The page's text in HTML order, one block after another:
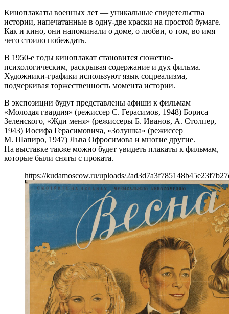
Киноплакаты военных лет — уникальные свидетельства
истории, напечатанные в одну-две краски на простой бумаге.
Как и кино, они напоминали о доме, о любви, о том, во имя
чего стоило побеждать.
В 1950-е годы киноплакат становится сюжетно-
психологическим, раскрывая содержание и дух фильма.
Художники-графики используют язык соцреализма,
подчеркивая торжественность момента истории.
В экспозиции будут представлены афиши к фильмам
«Молодая гвардия» (режиссер С. Герасимов, 1948) Бориса
Зеленского, «Жди меня» (режиссеры Б. Иванов, А. Столпер,
1943) Иосифа Герасимовича, «Золушка» (режиссер
М. Шапиро, 1947) Льва Офросимова и многие другие.
На выставке также можно будет увидеть плакаты к фильмам,
которые были сняты с проката.
https://kudamoscow.ru/uploads/